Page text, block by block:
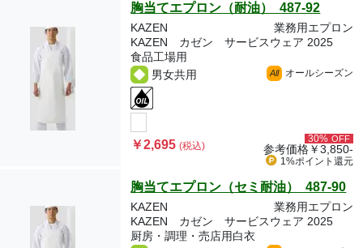
胸当てエプロン（耐油） 487-92
KAZEN
業務用エプロン
KAZEN カゼン サービスウェア 2025
食品工場用
男女共用
All オールシーズン
￥2,695(税込)
30% OFF
参考価格￥3,850-
1%ポイント 還元
胸当てエプロン（セミ耐油） 487-90
KAZEN
業務用エプロン
KAZEN カゼン サービスウェア 2025
厨房・調理・売店用白衣